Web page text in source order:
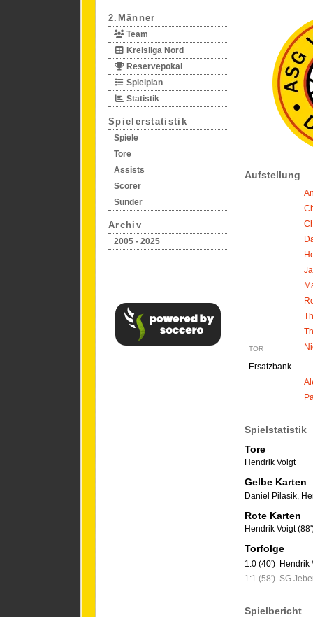
2.Männer
Team
Kreisliga Nord
Reservepokal
Spielplan
Statistik
Spielerstatistik
Spiele
Tore
Assists
Scorer
Sünder
Archiv
2005 - 2025
Aufstellung
TOR
Ersatzbank
Spielstatistik
Tore
Hendrik Voigt
Gelbe Karten
Daniel Pilasik
Rote Karten
Hendrik Voigt
Torfolge
1:0 (40') Hendrik
1:1 (58') SG
Spielbericht